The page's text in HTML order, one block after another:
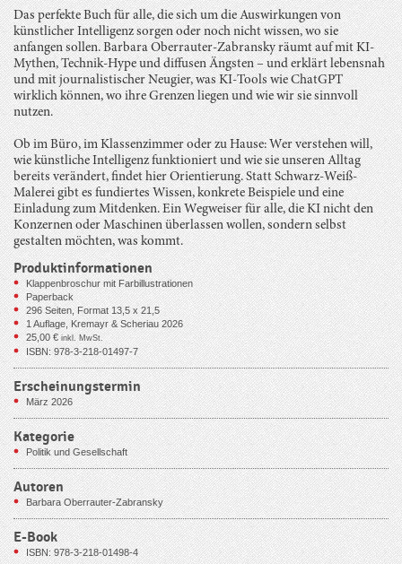
mal
Menge
Das perfekte Buch für alle, die sich um die Auswirkungen von
künstlicher Intelligenz sorgen oder noch nicht wissen, wo sie
anfangen sollen. Barbara Oberrauter-Zabransky räumt auf mit KI-
Mythen, Technik-Hype und diffusen Ängsten – und erklärt lebensnah
und mit journalistischer Neugier, was KI-Tools wie ChatGPT
wirklich können, wo ihre Grenzen liegen und wie wir sie sinnvoll
nutzen.
Ob im Büro, im Klassenzimmer oder zu Hause: Wer verstehen will,
wie künstliche Intelligenz funktioniert und wie sie unseren Alltag
bereits verändert, findet hier Orientierung. Statt Schwarz-Weiß-
Malerei gibt es fundiertes Wissen, konkrete Beispiele und eine
Einladung zum Mitdenken. Ein Wegweiser für alle, die KI nicht den
Konzernen oder Maschinen überlassen wollen, sondern selbst
gestalten möchten, was kommt.
Produktinformationen
Klappenbroschur mit Farbillustrationen
Paperback
296Seiten, Format 13,5 x 21,5
1 Auflage, Kremayr & Scheriau 2026
25,00€ inkl. MwSt.
ISBN: 978-3-218-01497-7
Erscheinungstermin
März 2026
Kategorie
Politik und Gesellschaft
Autoren
Barbara Oberrauter-Zabransky
E-Book
ISBN: 978-3-218-01498-4